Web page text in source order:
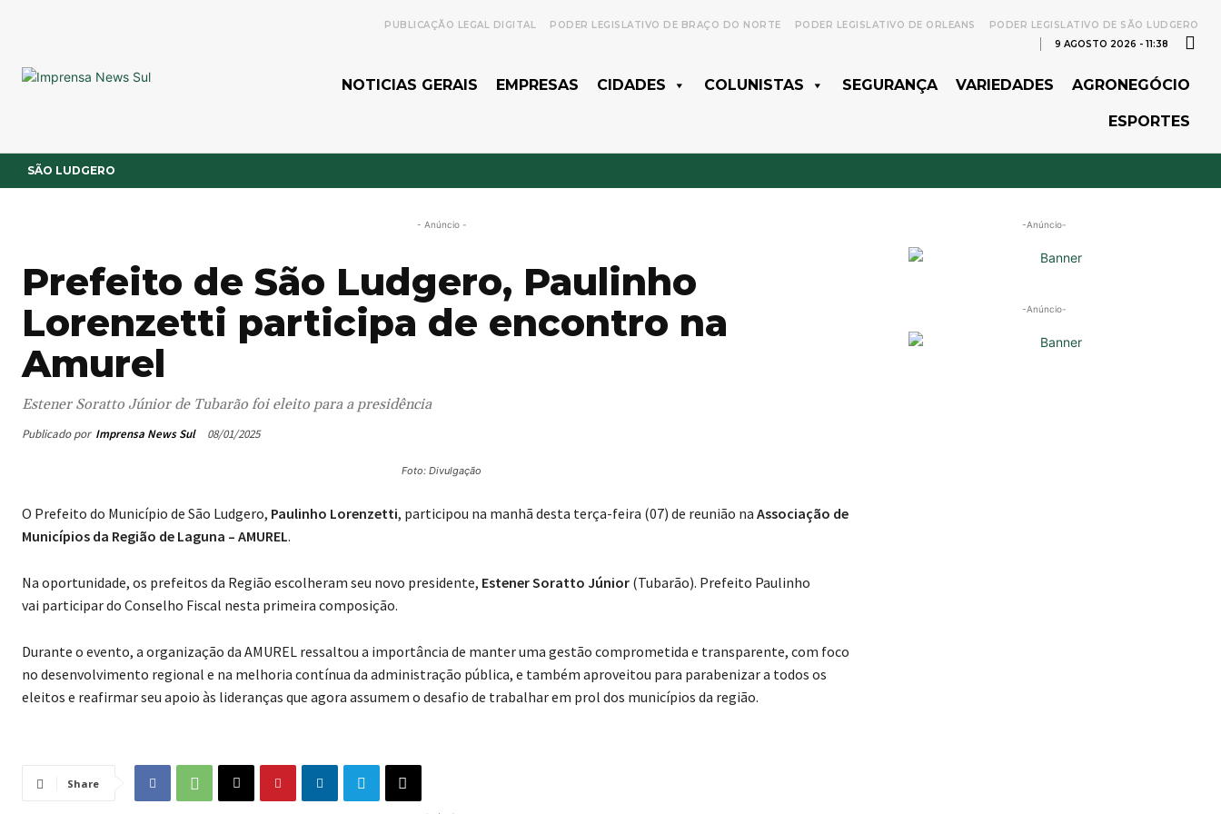
PUBLICAÇÃO LEGAL DIGITAL PODER LEGISLATIVO DE BRAÇO DO NORTE PODER LEGISLATIVO DE ORLEANS
PODER LEGISLATIVO DE SÃO LUDGERO
9 AGOSTO 2026 - 11:38
NOTICIAS GERAIS EMPRESAS CIDADES COLUNISTAS SEGURANÇA VARIEDADES AGRONEGÓCIO
ESPORTES
SÃO LUDGERO
- Anúncio -
Prefeito de São Ludgero, Paulinho
Lorenzetti participa de encontro na
Amurel
Estener Soratto Júnior de Tubarão foi eleito para a presidência
Publicado por Imprensa News Sul 08/01/2025
Foto: Divulgação
O Prefeito do Município de São Ludgero, Paulinho Lorenzetti, participou na manhã desta terça-feira (07) de reunião na Associação de
Municípios da Região de Laguna – AMUREL.
Na oportunidade, os prefeitos da Região escolheram seu novo presidente, Estener Soratto Júnior (Tubarão). Prefeito Paulinho
vai participar do Conselho Fiscal nesta primeira composição.
Durante o evento, a organização da AMUREL ressaltou a importância de manter uma gestão comprometida e transparente, com foco
no desenvolvimento regional e na melhoria contínua da administração pública, e também aproveitou para parabenizar a todos os
eleitos e reafirmar seu apoio às lideranças que agora assumem o desafio de trabalhar em prol dos municípios da região.
Share
-Anúncio-
-Anúncio-